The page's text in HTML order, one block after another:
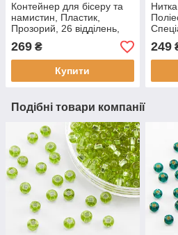
Контейнер для бісеру та
намистин, Пластик,
Прозорий, 26 відділень,
Розмір: 19х20х1.8см,
Відділ, (1 шт)
269 ₴
Купити
249
Подібні товари компанії